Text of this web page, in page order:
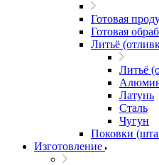
Готовая
Готовая
Литьё
Литьё
Латунь
Сталь
Чугун
Поковки
Изготовление